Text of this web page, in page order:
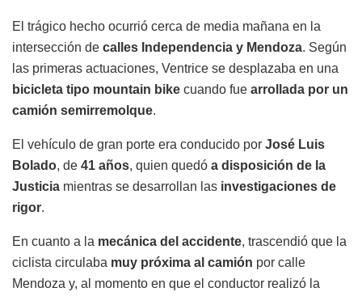
El trágico hecho ocurrió cerca de media mañana en la
intersección de calles Independencia y Mendoza. Según
las primeras actuaciones, Ventrice se desplazaba en una
bicicleta tipo mountain bike cuando fue arrollada por un
camión semirremolque.
El vehículo de gran porte era conducido por José Luis
Bolado, de 41 años, quien quedó a disposición de la
Justicia mientras se desarrollan las investigaciones de
rigor.
En cuanto a la mecánica del accidente, trascendió que la
ciclista circulaba muy próxima al camión por calle
Mendoza y, al momento en que el conductor realizó la